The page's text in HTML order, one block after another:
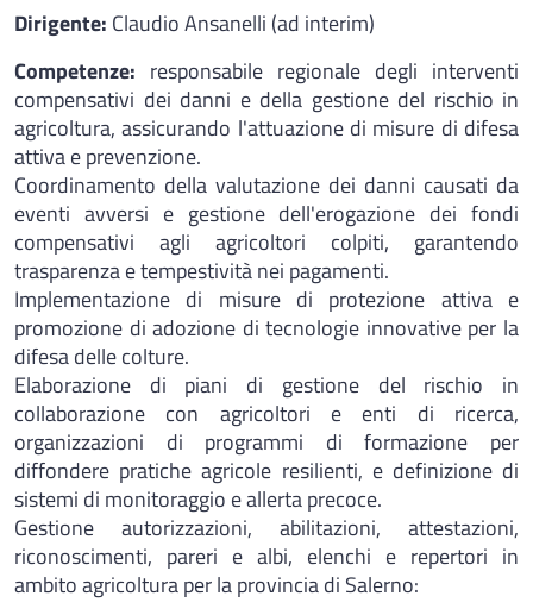
Dirigente: Claudio Ansanelli (ad interim)
Competenze: responsabile regionale degli interventi
compensativi dei danni e della gestione del rischio in
agricoltura, assicurando l'attuazione di misure di difesa
attiva e prevenzione.
Coordinamento della valutazione dei danni causati da
eventi avversi e gestione dell'erogazione dei fondi
compensativi agli agricoltori colpiti, garantendo
trasparenza e tempestività nei pagamenti.
Implementazione di misure di protezione attiva e
promozione di adozione di tecnologie innovative per la
difesa delle colture.
Elaborazione di piani di gestione del rischio in
collaborazione con agricoltori e enti di ricerca,
organizzazioni di programmi di formazione per
diffondere pratiche agricole resilienti, e definizione di
sistemi di monitoraggio e allerta precoce.
Gestione autorizzazioni, abilitazioni, attestazioni,
riconoscimenti, pareri e albi, elenchi e repertori in
ambito agricoltura per la provincia di Salerno: